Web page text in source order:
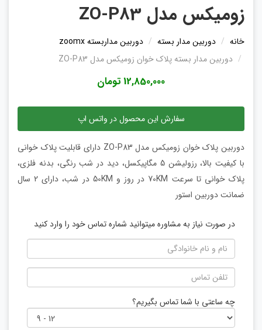
زومیکس مدل ZO-P83
خانه دوربین مدار بسته
دوربین مداربسته zoomx
دوربین مدار بسته پلاک خوان زومیکس مدل ZO-P83
12,850,000 تومان
سفارش این محصول در واتس اپ
دوربین پلاک خوان زومیکس مدل ZO-P83 دارای قابلیت پلاک خوانی
با کیفیت بالا، رزولیشن 5 مگاپیکسل، دید در شب رنگی، بدنه فلزی،
پلاک خوانی تا سرعت 70KM در روز و 50KM در شب، دارای 2 سال
ضمانت دوربین استور
در صورت نیاز به مشاوره میتوانید شماره تماس خود را وارد کنید
چه ساعتی با شما تماس بگیریم؟